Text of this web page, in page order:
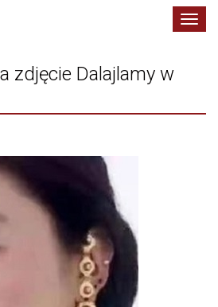
zdjęcie Dalajlamy w